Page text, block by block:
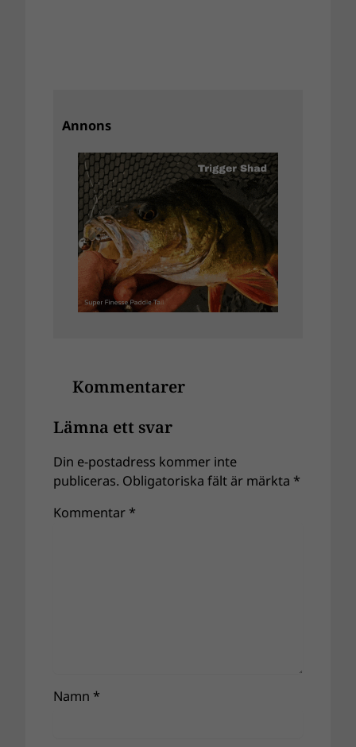
Annons
Kommentarer
Lämna ett svar
Din e-postadress kommer inte
publiceras. Obligatoriska fält är märkta *
Kommentar *
Namn *